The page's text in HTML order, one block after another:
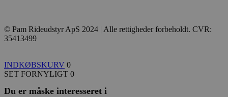
© Pam Rideudstyr ApS 2024 | Alle rettigheder forbeholdt. CVR:
35413499
INDKØBSKURV 0
SET FORNYLIGT 0
Du er måske interesseret i